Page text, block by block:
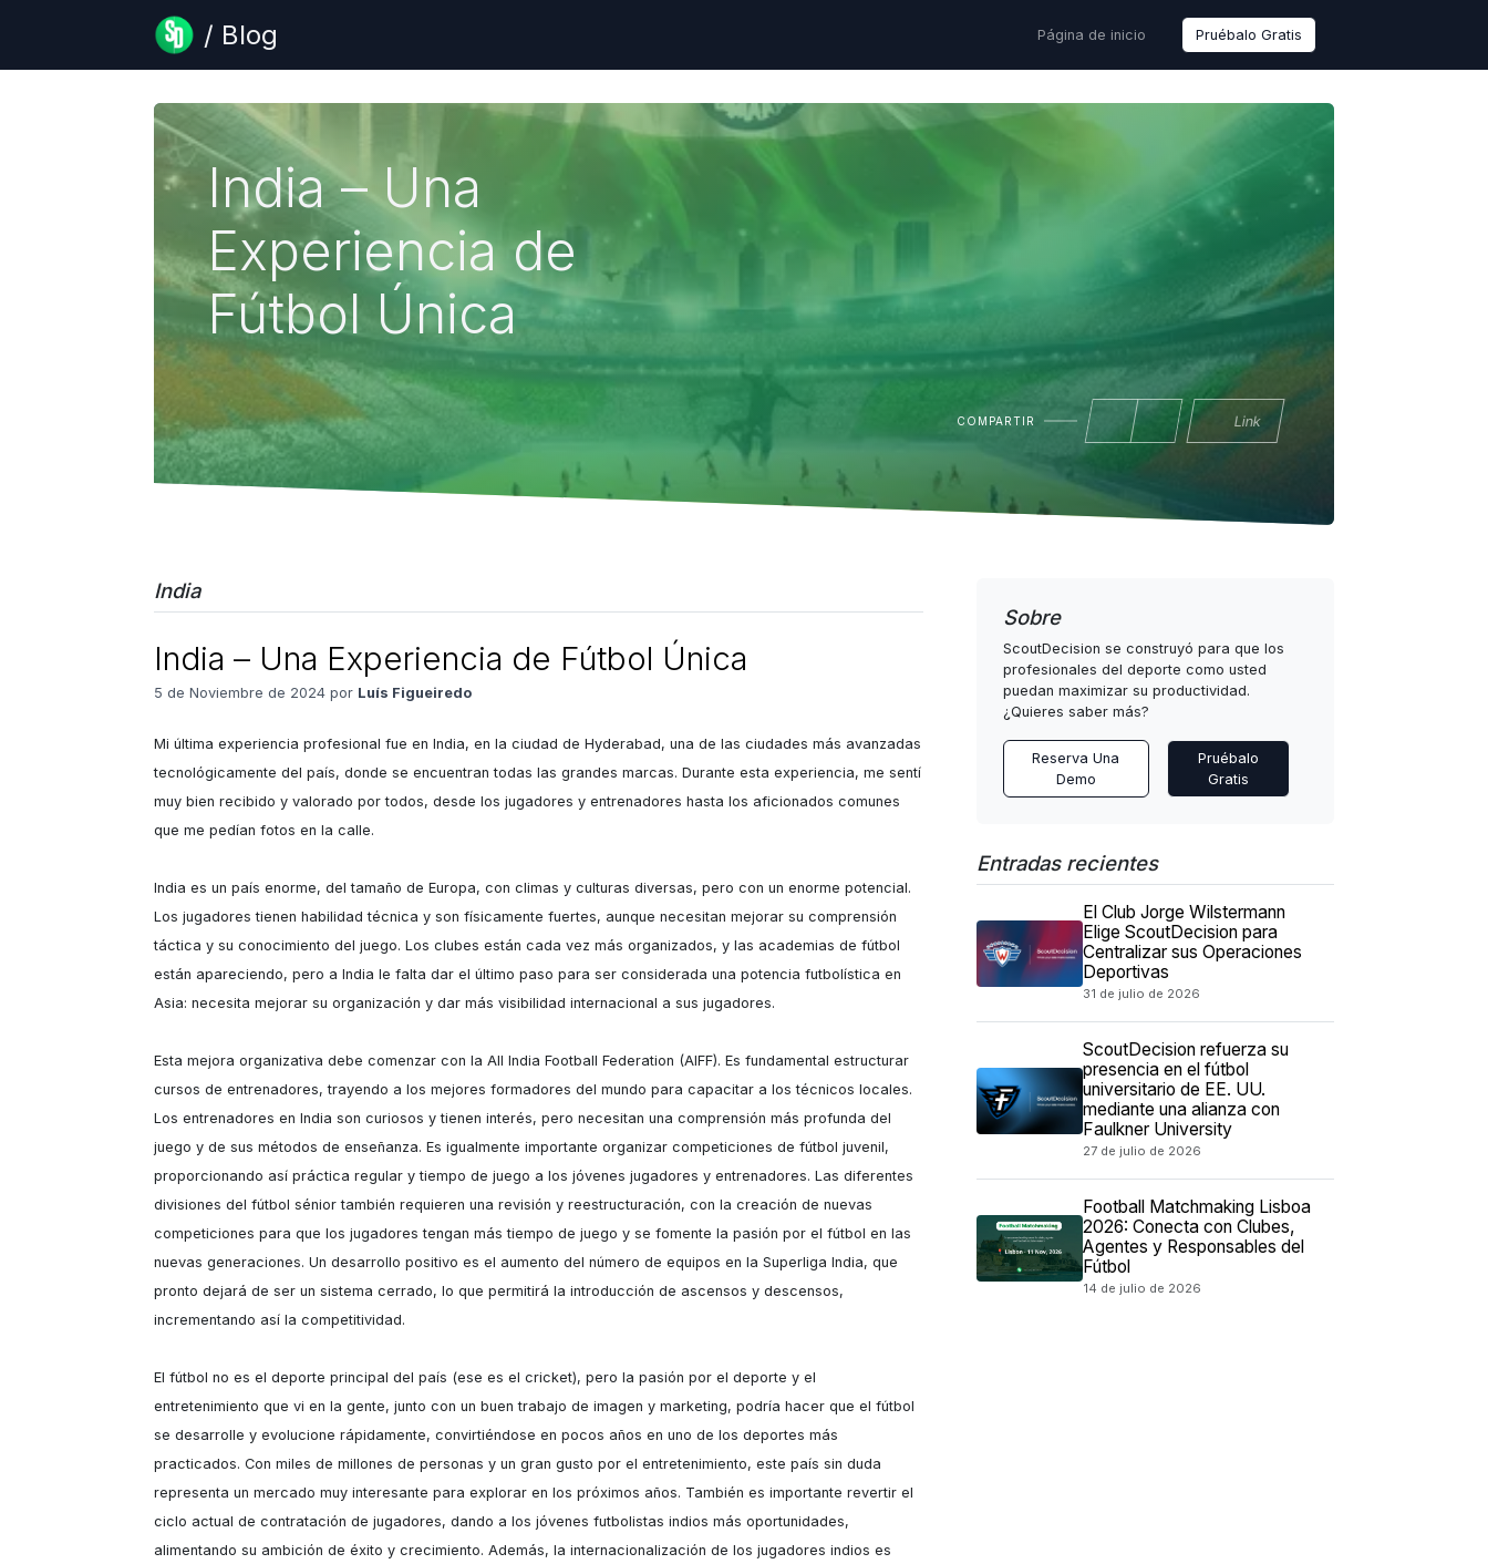
/ Blog Página de inicio Pruébalo Gratis
India – Una
Experiencia de
Fútbol Única
COMPARTIR Link
India
India – Una Experiencia de Fútbol Única
5 de Noviembre de 2024 por Luís Figueiredo
Mi última experiencia profesional fue en India, en la ciudad de Hyderabad, una de las ciudades más avanzadas
tecnológicamente del país, donde se encuentran todas las grandes marcas. Durante esta experiencia, me sentí
muy bien recibido y valorado por todos, desde los jugadores y entrenadores hasta los aficionados comunes
que me pedían fotos en la calle.
India es un país enorme, del tamaño de Europa, con climas y culturas diversas, pero con un enorme potencial.
Los jugadores tienen habilidad técnica y son físicamente fuertes, aunque necesitan mejorar su comprensión
táctica y su conocimiento del juego. Los clubes están cada vez más organizados, y las academias de fútbol
están apareciendo, pero a India le falta dar el último paso para ser considerada una potencia futbolística en
Asia: necesita mejorar su organización y dar más visibilidad internacional a sus jugadores.
Esta mejora organizativa debe comenzar con la All India Football Federation (AIFF). Es fundamental estructurar
cursos de entrenadores, trayendo a los mejores formadores del mundo para capacitar a los técnicos locales.
Los entrenadores en India son curiosos y tienen interés, pero necesitan una comprensión más profunda del
juego y de sus métodos de enseñanza. Es igualmente importante organizar competiciones de fútbol juvenil,
proporcionando así práctica regular y tiempo de juego a los jóvenes jugadores y entrenadores. Las diferentes
divisiones del fútbol sénior también requieren una revisión y reestructuración, con la creación de nuevas
competiciones para que los jugadores tengan más tiempo de juego y se fomente la pasión por el fútbol en las
nuevas generaciones. Un desarrollo positivo es el aumento del número de equipos en la Superliga India, que
pronto dejará de ser un sistema cerrado, lo que permitirá la introducción de ascensos y descensos,
incrementando así la competitividad.
El fútbol no es el deporte principal del país (ese es el cricket), pero la pasión por el deporte y el
entretenimiento que vi en la gente, junto con un buen trabajo de imagen y marketing, podría hacer que el fútbol
se desarrolle y evolucione rápidamente, convirtiéndose en pocos años en uno de los deportes más
practicados. Con miles de millones de personas y un gran gusto por el entretenimiento, este país sin duda
representa un mercado muy interesante para explorar en los próximos años. También es importante revertir el
ciclo actual de contratación de jugadores, dando a los jóvenes futbolistas indios más oportunidades,
alimentando su ambición de éxito y crecimiento. Además, la internacionalización de los jugadores indios es
Sobre
ScoutDecision se construyó para que los
profesionales del deporte como usted
puedan maximizar su productividad.
¿Quieres saber más?
Reserva Una
Demo
Pruébalo
Gratis
Entradas recientes
El Club Jorge Wilstermann
Elige ScoutDecision para
Centralizar sus Operaciones
Deportivas
31 de julio de 2026
ScoutDecision refuerza su
presencia en el fútbol
universitario de EE. UU.
mediante una alianza con
Faulkner University
27 de julio de 2026
Football Matchmaking Lisboa
2026: Conecta con Clubes,
Agentes y Responsables del
Fútbol
14 de julio de 2026